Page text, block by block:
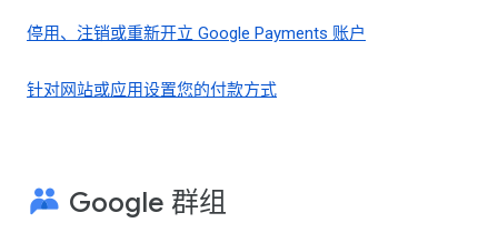
停用、注销或重新开立 Google Payments 账户
针对网站或应用设置您的付款方式
Google 群组